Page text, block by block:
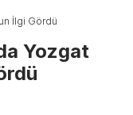
İlgi Gördü
Yozgat